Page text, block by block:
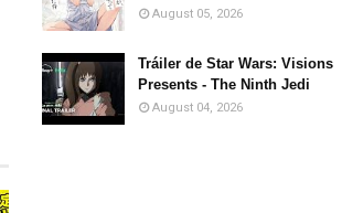
August 05, 2026
Tráiler de Star Wars: Visions
Presents - The Ninth Jedi
August 04, 2026